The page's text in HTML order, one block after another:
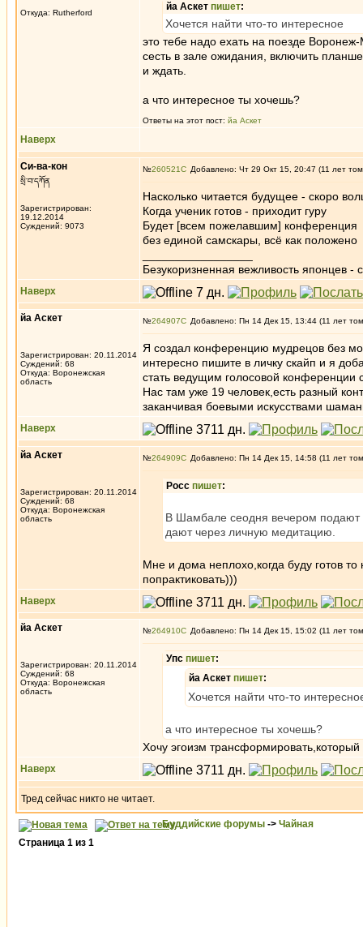
Откуда: Rutherford
йа Аскет пишет:
Хочется найти что-то интересное
это тебе надо ехать на поезде
сесть в зале ожидания, включить
и ждать.
а что интересное ты хочешь?
Ответы на этот пост: йа Аскет
Наверх
Си-ва-кон
སྲི་བ་དཀོན
Зарегистрирован:
19.12.2014
Суждений: 9073
№260521 Добавлено: Чт 29 Окт 15, 20:47 (11 лет
Насколько читается будущее - скоро
Когда ученик готов - приходит гуру
Будет [всем пожелавшим] конференция
без единой самскары, всё как положено
Безукоризненная вежливость японцев -
Наверх
йа Аскет
Зарегистрирован: 20.11.2014
Суждений: 68
Откуда: Воронежская
область
№264907 Добавлено: Пн 14 Дек 15, 13:44 (11 лет
Я создал конференцию мудрецов без
интересно пишите в личку скайп и я
стать ведущим голосовой конференции
Нас там уже 19 человек,есть разный
заканчивая боевыми искусствами
Наверх
йа Аскет
Зарегистрирован: 20.11.2014
Суждений: 68
Откуда: Воронежская
область
№264909 Добавлено: Пн 14 Дек 15, 14:58 (11 лет
Росс пишет:
В Шамбале сеодня вечером подают
дают через личную медитацию.
Мне и дома неплохо,когда буду готов
попрактиковать)))
Наверх
йа Аскет
Зарегистрирован: 20.11.2014
Суждений: 68
Откуда: Воронежская
область
№264910 Добавлено: Пн 14 Дек 15, 15:02 (11 лет
Упс пишет:
йа Аскет пишет:
Хочется найти что-то
а что интересное ты хочешь?
Хочу эгоизм
Наверх
Тред сейчас никто не читает.
Буддийские форумы -> Чайная
Страница 1 из 1